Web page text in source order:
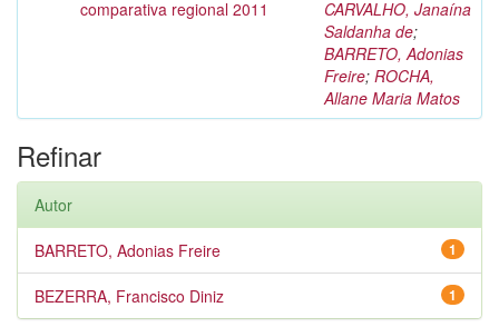
comparativa regional 2011
CARVALHO, Janaína
Saldanha de;
BARRETO, Adonias
Freire; ROCHA,
Allane Maria Matos
Refinar
Autor
1
BARRETO, Adonias Freire
1
BEZERRA, Francisco Diniz